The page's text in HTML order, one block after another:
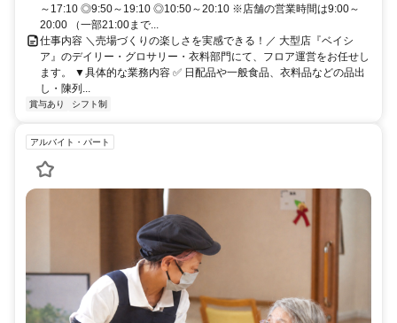
～17:10 ◎9:50～19:10 ◎10:50～20:10 ※店舗の営業時間は9:00～
20:00 （一部21:00まで...
仕事内容 ＼売場づくりの楽しさを実感できる！／ 大型店『ベイシ
ア』のデイリー・グロサリー・衣料部門にて、フロア運営をお任せし
ます。 ▼具体的な業務内容 ✅ 日配品や一般食品、衣料品などの品出
し・陳列...
賞与あり シフト制
アルバイト・パート